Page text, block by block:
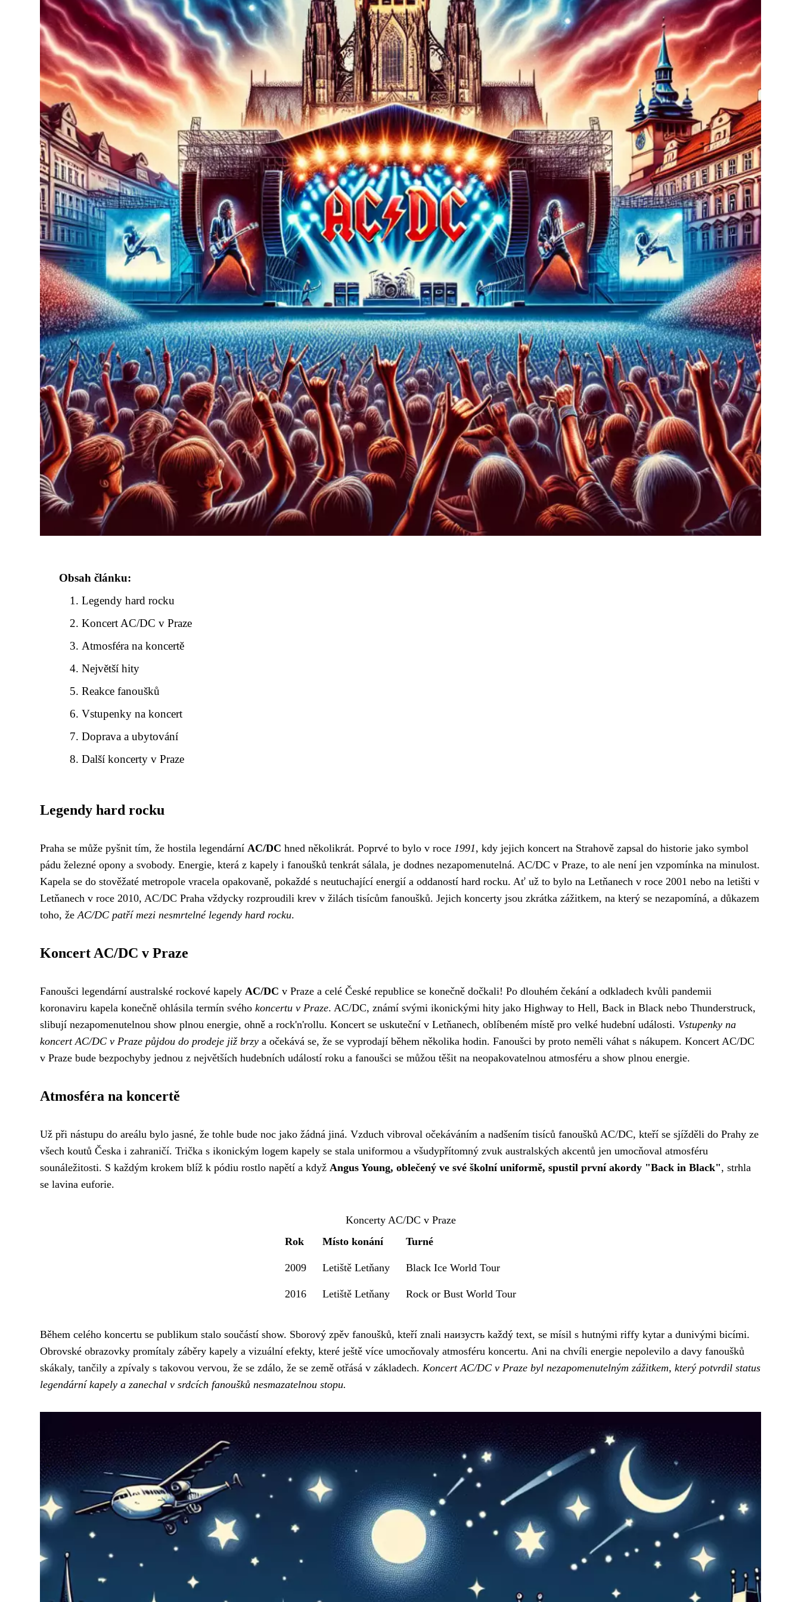
Obsah článku:
Legendy hard rocku
Koncert AC/DC v Praze
Atmosféra na koncertě
Největší hity
Reakce fanoušků
Vstupenky na koncert
Doprava a ubytování
Další koncerty v Praze
Legendy hard rocku
Praha se může pyšnit tím, že hostila legendární AC/DC hned několikrát. Poprvé to bylo v roce 1991, kdy jejich koncert na Strahově zapsal do historie jako symbol
pádu železné opony a svobody. Energie, která z kapely i fanoušků tenkrát sálala, je dodnes nezapomenutelná. AC/DC v Praze, to ale není jen vzpomínka na minulost.
Kapela se do stověžaté metropole vracela opakovaně, pokaždé s neutuchající energií a oddaností hard rocku. Ať už to bylo na Letňanech v roce 2001 nebo na letišti v
Letňanech v roce 2010, AC/DC Praha vždycky rozproudili krev v žilách tisícům fanoušků. Jejich koncerty jsou zkrátka zážitkem, na který se nezapomíná, a důkazem
toho, žeAC/DC patří mezi nesmrtelné legendy hard rocku.
Koncert AC/DC v Praze
Fanoušci legendární australské rockové kapely AC/DC v Praze a celé České republice se konečně dočkali! Po dlouhém čekání a odkladech kvůli pandemii
koronaviru kapela konečně ohlásila termín svého koncertu v Praze. AC/DC, známí svými ikonickými hity jako Highway to Hell, Back in Black nebo Thunderstruck,
slibují nezapomenutelnou show plnou energie, ohně a rock'n'rollu. Koncert se uskuteční v Letňanech, oblíbeném místě pro velké hudební události. Vstupenky na
koncert AC/DC v Praze půjdou do prodeje již brzy a očekává se, že se vyprodají během několika hodin. Fanoušci by proto neměli váhat s nákupem. Koncert AC/DC
v Praze bude bezpochyby jednou z největších hudebních událostí roku a fanoušci se můžou těšit na neopakovatelnou atmosféru a show plnou energie.
Atmosféra na koncertě
Už při nástupu do areálu bylo jasné, že tohle bude noc jako žádná jiná. Vzduch vibroval očekáváním a nadšením tisíců fanoušků AC/DC, kteří se sjížděli do Prahy ze
všech koutů Česka i zahraničí. Trička s ikonickým logem kapely se stala uniformou a všudypřítomný zvuk australských akcentů jen umocňoval atmosféru
sounáležitosti. S každým krokem blíž k pódiu rostlo napětí a když Angus Young, oblečený ve své školní uniformě, spustil první akordy "Back in Black", strhla
se lavina euforie.
Koncerty AC/DC v Praze
Rok
Místo konání Turné
2009 Letiště Letňany Black Ice World Tour
2016 Letiště Letňany Rock or Bust World Tour
Během celého koncertu se publikum stalo součástí show. Sborový zpěv fanoušků, kteří znali наизусть každý text, se mísil s hutnými riffy kytar a dunivými bicími.
Obrovské obrazovky promítaly záběry kapely a vizuální efekty, které ještě více umocňovaly atmosféru koncertu. Ani na chvíli energie nepolevilo a davy fanoušků
skákaly, tančily a zpívaly s takovou vervou, že se zdálo, že se země otřásá v základech. Koncert AC/DC v Praze byl nezapomenutelným zážitkem, který potvrdil status
legendární kapely a zanechal v srdcích fanoušků nesmazatelnou stopu.